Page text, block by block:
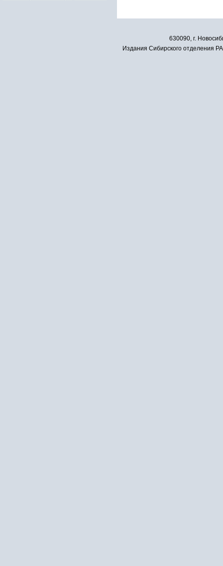
630090, г.
Издания Сибирского отделения